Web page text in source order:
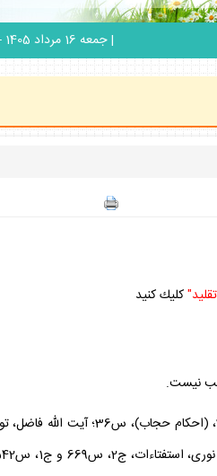
| جمعه 16 مرداد 1405 - 21
كليك كنيد
نيست.